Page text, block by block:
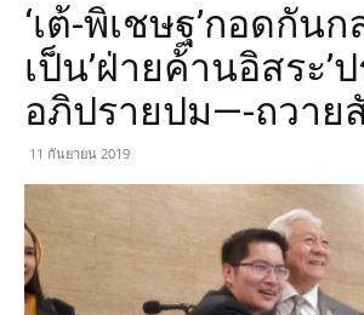
‘เต้-พิเชษฐ’กอดกัน
เป็น’ฝ่ายค้านอิสระ’
อภิปรายปม—-ถวาย
11 กันยายน 2019